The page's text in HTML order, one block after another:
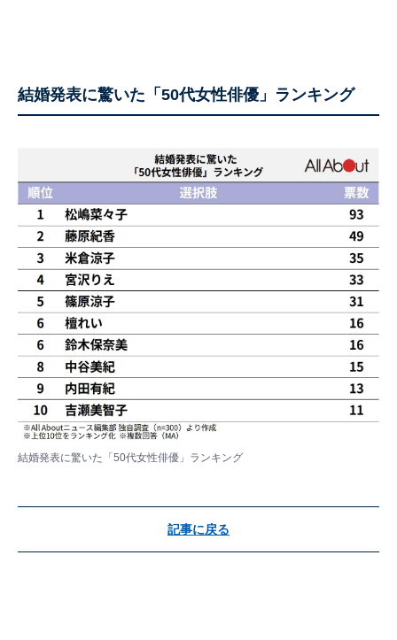
結婚発表に驚いた「50代女性俳優」ランキング
結婚発表に驚いた「50代女性俳優」ランキング
記事に戻る